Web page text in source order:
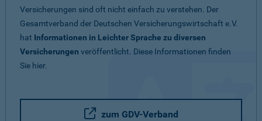
Versicherungen sind oft nicht einfach zu verstehen. Der
Gesamtverband der Deutschen Versicherungswirtschaft e.V.
hat Informationen in Leichter Sprache zu diversen
Versicherungen veröffentlicht. Diese Informationen finden
Sie hier.
zum GDV-Verband